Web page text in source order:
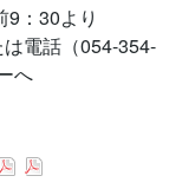
：30より
（054-354-
へ